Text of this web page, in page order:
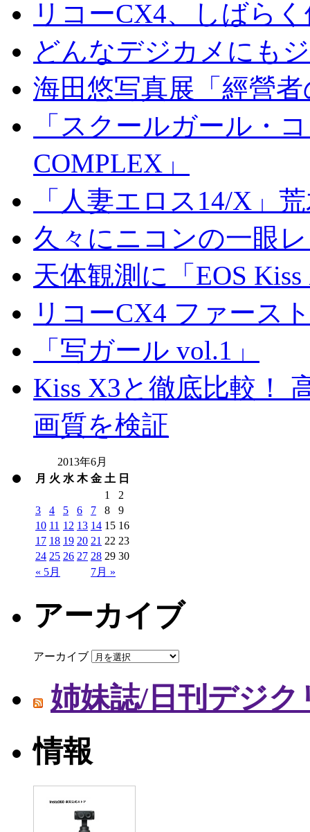
リコーCX4、しばら
どんなデジカメにも
海田悠写真展「經營
「スクールガール・
COMPLEX」
「人妻エロス14/X」
久々にニコンの一眼
天体観測に「EOS
リコーCX4 ファース
「写ガール vol.1」
Kiss X3と徹底比較！
画質を検証
2013年6月
月 火 水 木 金 土 日
« 5月 7月 »
1
2
3
4 5 6 7 8
9
10 11 12 13 14 15 16
17 18 19 20 21 22 23
24 25 26 27 28 29 30
アーカイブ
アーカイブ
姉妹誌/日刊デジク
情報